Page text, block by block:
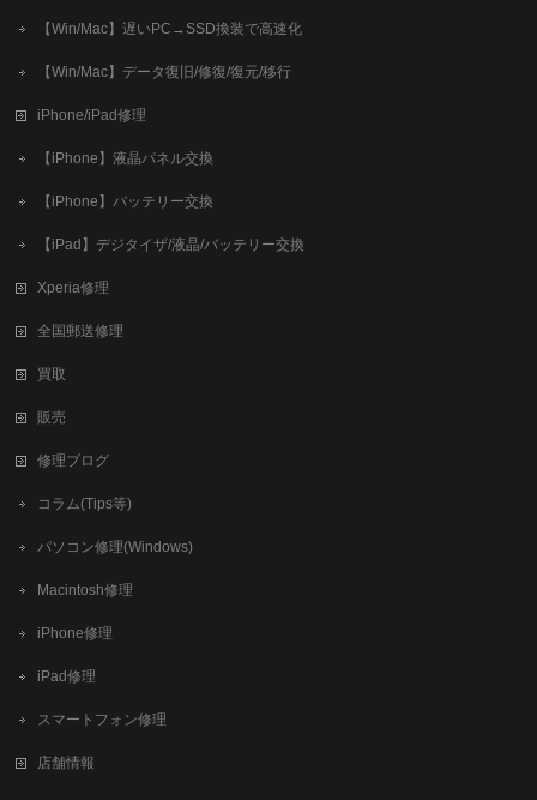
【Win/Mac】遅いPC→SSD換装で高速化
【Win/Mac】データ復旧/修復/復元/移行
iPhone/iPad修理
【iPhone】液晶パネル交換
【iPhone】バッテリー交換
【iPad】デジタイザ/液晶/バッテリー交換
Xperia修理
全国郵送修理
買取
販売
修理ブログ
コラム(Tips等)
パソコン修理(Windows)
Macintosh修理
iPhone修理
iPad修理
スマートフォン修理
店舗情報